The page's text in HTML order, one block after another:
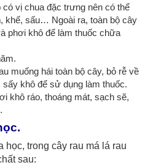
vị chua đặc trưng nên có thể
khế, sấu… Ngoài ra, toàn bộ cây
phơi khô để làm thuốc chữa
muống hái toàn bộ cây, bỏ rễ về
khô để sử dụng làm thuốc.
khô ráo, thoáng mát, sạch sẽ,
trong cây rau má lá rau
sau: